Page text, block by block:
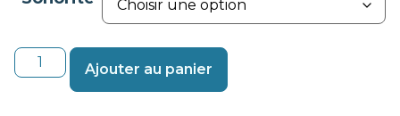
Ajouter au panier